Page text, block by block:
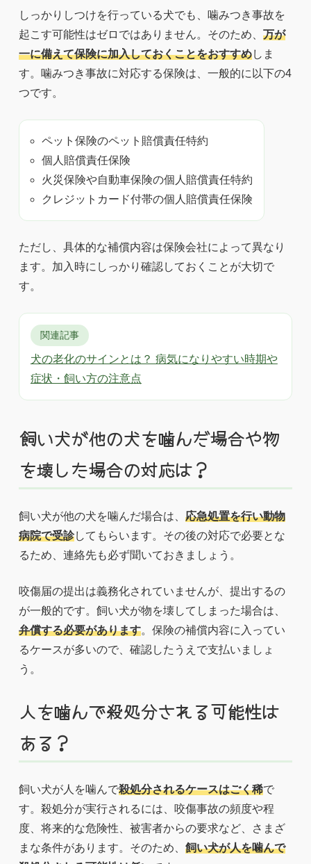
しっかりしつけを行っている犬でも、噛みつき事故を
起こす可能性はゼロではありません。そのため、 万が
一に備えて保険に加入しておくことをおすすめしま
す。噛みつき事故に対応する保険は、一般的に以下の4
つです。
ペット保険のペット賠償責任特約
個人賠償責任保険
火災保険や自動車保険の個人賠償責任特約
クレジットカード付帯の個人賠償責任保険
ただし、具体的な補償内容は保険会社によって異なり
ます。加入時にしっかり確認しておくことが大切で
す。
関連記事
犬の老化のサインとは？ 病気になりやすい時期や
症状・飼い方の注意点
飼い犬が他の犬を噛んだ場合や物
を壊した場合の対応は？
飼い犬が他の犬を噛んだ場合は、 応急処置を行い動物
病院で受診してもらいます。その後の対応で必要とな
るため、連絡先も必ず聞いておきましょう。
咬傷届の提出は義務化されていませんが、提出するの
が一般的です。飼い犬が物を壊してしまった場合は、
弁償する必要があります。保険の補償内容に入ってい
るケースが多いので、確認したうえで支払いましょ
う。
人を噛んで殺処分される可能性は
ある？
飼い犬が人を噛んで殺処分されるケースはごく稀で
す。殺処分が実行されるには、咬傷事故の頻度や程
度、将来的な危険性、被害者からの要求など、さまざ
まな条件があります。そのため、 飼い犬が人を噛んで